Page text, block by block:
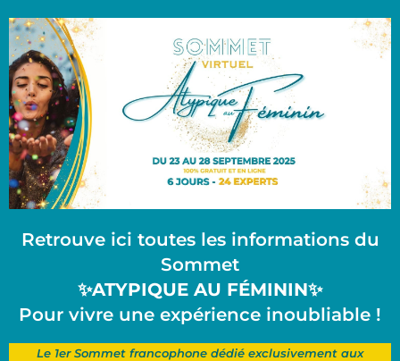
Retrouve ici toutes les informations du
Sommet
✨ATYPIQUE AU FÉMININ✨
Pour vivre une expérience inoubliable !
Le 1er Sommet francophone dédié exclusivement aux